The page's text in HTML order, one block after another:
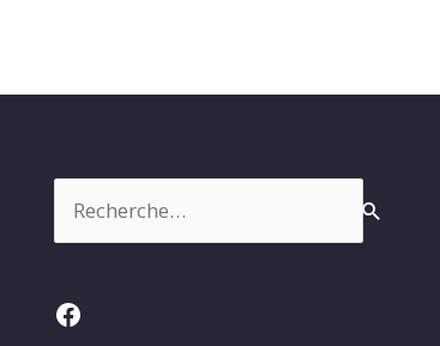
Facebook